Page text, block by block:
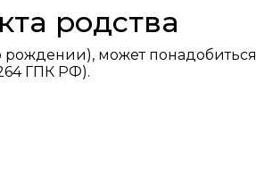
родства
рождении), может понадобиться
ГПК РФ).